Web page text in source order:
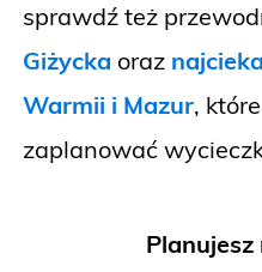
sprawdź też
Giżycka oraz
Warmii i Mazur,
zaplanować